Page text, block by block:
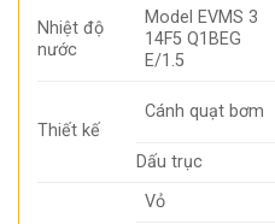
Nhiệt độ
nước
Model EVMS 3
14F5 Q1BEG
E/1.5
Thiết kế
Cánh quạt bơm
Dấu trục
Vỏ